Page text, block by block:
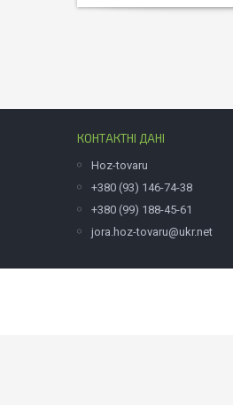
КОНТАКТНІ ДАНІ
Hoz-tovaru
+380 (93) 146-74-38
+380 (99) 188-45-61
jora.hoz-tovaru@ukr.net